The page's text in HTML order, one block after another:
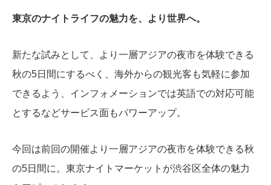
東京のナイトライフの魅力を、より世界へ。
新たな試みとして、より一層アジアの夜市を体験できる
秋の5日間にするべく、海外からの観光客も気軽に参加
できるよう、インフォメーションでは英語での対応可能
とするなどサービス面もパワーアップ。
今回は前回の開催より一層アジアの夜市を体験できる秋
の5日間に。東京ナイトマーケットが渋谷区全体の魅力